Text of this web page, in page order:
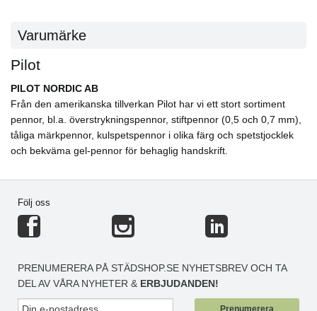
Varumärke
Pilot
PILOT NORDIC AB
Från den amerikanska tillverkan Pilot har vi ett stort sortiment
pennor, bl.a. överstrykningspennor, stiftpennor (0,5 och 0,7 mm),
tåliga märkpennor, kulspetspennor i olika färg och spetstjocklek
och bekväma gel-pennor för behaglig handskrift.
Följ oss
PRENUMERERA PÅ STÄDSHOP.SE NYHETSBREV OCH TA
DEL AV VÅRA NYHETER & ERBJUDANDEN!